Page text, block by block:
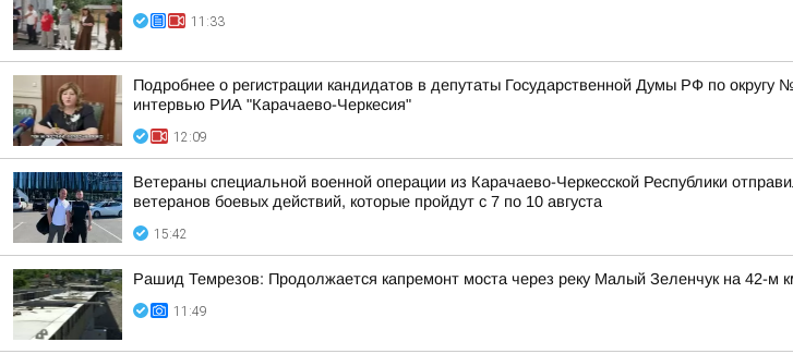
11:33
Подробнее о регистрации кандидатов в депутаты Государственной Думы РФ по
интервью РИА "Карачаево-Черкесия"
12:09
Ветераны специальной военной операции из Карачаево-Черкесской Республики
ветеранов боевых действий, которые пройдут с 7 по 10 августа
15:42
Рашид Темрезов: Продолжается капремонт моста через реку Малый Зеленчук на 42-м
11:49